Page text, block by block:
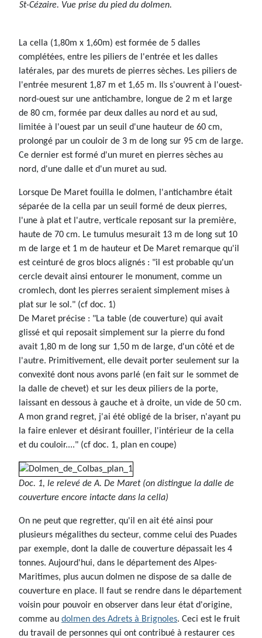
St-Cézaire. Vue prise du pied du dolmen.
La cella (1,80m x 1,60m) est formée de 5 dalles
complétées, entre les piliers de l'entrée et les dalles
latérales, par des murets de pierres sèches. Les piliers de
l'entrée mesurent 1,87 m et 1,65 m. Ils s'ouvrent à l'ouest-
nord-ouest sur une antichambre, longue de 2 m et large
de 80 cm, formée par deux dalles au nord et au sud,
limitée à l'ouest par un seuil d'une hauteur de 60 cm,
prolongé par un couloir de 3 m de long sur 95 cm de large.
Ce dernier est formé d'un muret en pierres sèches au
nord, d'une dalle et d'un muret au sud.
Lorsque De Maret fouilla le dolmen, l'antichambre était
séparée de la cella par un seuil formé de deux pierres,
l'une à plat et l'autre, verticale reposant sur la première,
haute de 70 cm. Le tumulus mesurait 13 m de long sut 10
m de large et 1 m de hauteur et De Maret remarque qu'il
est ceinturé de gros blocs alignés : "il est probable qu'un
cercle devait ainsi entourer le monument, comme un
cromlech, dont les pierres seraient simplement mises à
plat sur le sol." (cf doc. 1)
De Maret précise : "La table (de couverture) qui avait
glissé et qui reposait simplement sur la pierre du fond
avait 1,80 m de long sur 1,50 m de large, d'un côté et de
l'autre. Primitivement, elle devait porter seulement sur la
convexité dont nous avons parlé (en fait sur le sommet de
la dalle de chevet) et sur les deux piliers de la porte,
laissant en dessous à gauche et à droite, un vide de 50 cm.
A mon grand regret, j'ai été obligé de la briser, n'ayant pu
la faire enlever et désirant fouiller, l'intérieur de la cella
et du couloir...." (cf doc. 1, plan en coupe)
Doc. 1, le relevé de A. De Maret (on distingue la dalle de
couverture encore intacte dans la cella)
On ne peut que regretter, qu'il en ait été ainsi pour
plusieurs mégalithes du secteur, comme celui des Puades
par exemple, dont la dalle de couverture dépassait les 4
tonnes. Aujourd'hui, dans le département des Alpes-
Maritimes, plus aucun dolmen ne dispose de sa dalle de
couverture en place. Il faut se rendre dans le département
voisin pour pouvoir en observer dans leur état d'origine,
comme au dolmen des Adrets à Brignoles. Ceci est le fruit
du travail de personnes qui ont contribué à restaurer ces